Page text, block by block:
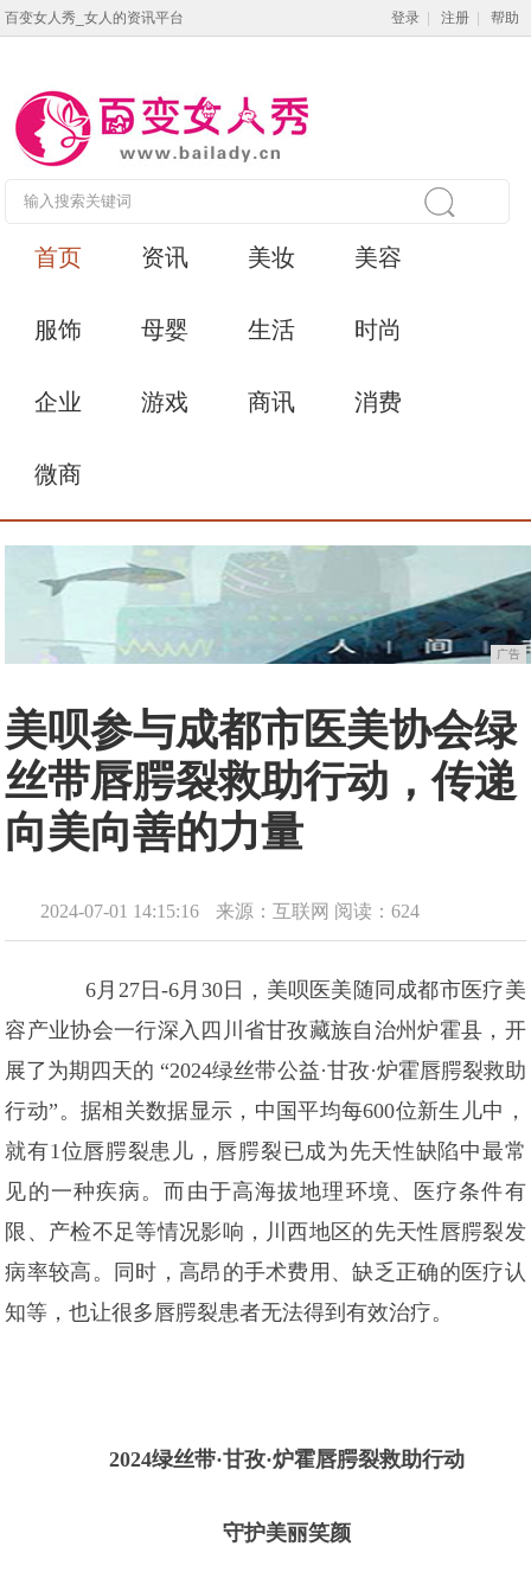
百变女人秀_女人的资讯平台 登录 注册 帮助
首页 资讯 美妆 美容
服饰 母婴 生活 时尚
企业 游戏 商讯 消费
微商
广告
美呗参与成都市医美协会绿
丝带唇腭裂救助行动，传递
向美向善的力量
2024-07-01 14:15:16 来源：互联网 阅读：624
6月27日-6月30日，美呗医美随同成都市医疗美
容产业协会一行深入四川省甘孜藏族自治州炉霍县，开
展了为期四天的 “2024绿丝带公益·甘孜·炉霍唇腭裂救助
行动”。据相关数据显示，中国平均每600位新生儿中，
就有1位唇腭裂患儿，唇腭裂已成为先天性缺陷中最常
见的一种疾病。而由于高海拔地理环境、医疗条件有
限、产检不足等情况影响，川西地区的先天性唇腭裂发
病率较高。同时，高昂的手术费用、缺乏正确的医疗认
知等，也让很多唇腭裂患者无法得到有效治疗。
2024绿丝带·甘孜·炉霍唇腭裂救助行动
守护美丽笑颜